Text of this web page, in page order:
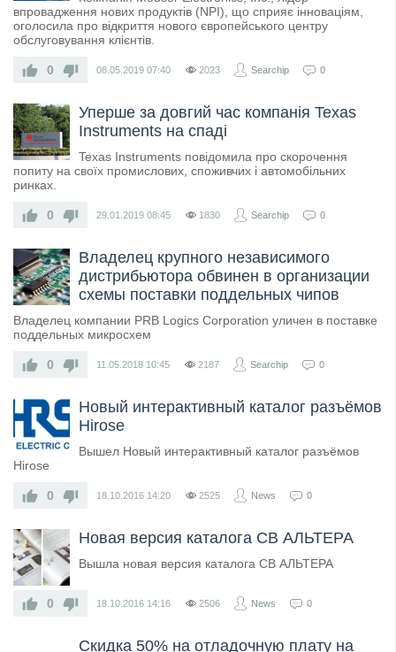
впровадження нових продуктів (NPI), що сприяє інноваціям,
оголосила про відкриття нового європейського центру
обслуговування клієнтів.
0 08.05.2019 07:40 2023 Searchip 0
Уперше за довгий час компанія Texas
Instruments на спаді
Texas Instruments повідомила про скорочення
попиту на своїх промислових, споживчих і автомобільних
ринках.
0 29.01.2019 08:45 1830 Searchip 0
Владелец крупного независимого
дистрибьютора обвинен в организации
схемы поставки поддельных чипов
Владелец компании PRB Logics Corporation уличен в поставке
поддельных микросхем
0 11.05.2018 10:45 2187 Searchip 0
Новый интерактивный каталог разъёмов
Hirose
Вышел Новый интерактивный каталог разъёмов
Hirose
0 18.10.2016 14:20 2525 News 0
Новая версия каталога СВ АЛЬТЕРА
Вышла новая версия каталога СВ АЛЬТЕРА
0 18.10.2016 14:16 2506 News 0
Скидка 50% на отладочную плату на